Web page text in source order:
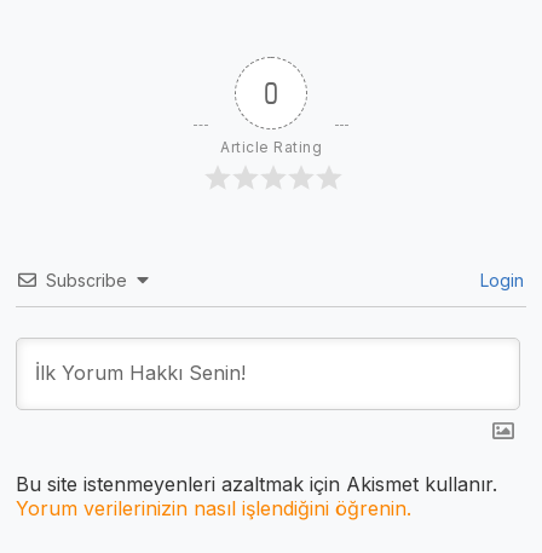
0
Article Rating
Subscribe Login
Bu site istenmeyenleri azaltmak için Akismet kullanır.
Yorum verilerinizin nasıl işlendiğini öğrenin.